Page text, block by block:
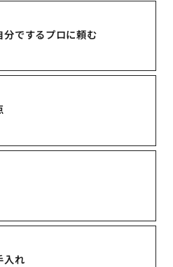
でするプロに頼む
入れ